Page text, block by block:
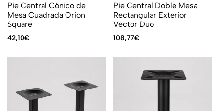
Pie Central Cónico de
Mesa Cuadrada Orion
Square
42,10€
Pie Central Doble Mesa
Rectangular Exterior
Vector Duo
108,77€